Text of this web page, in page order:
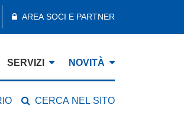
AREA SOCI E PARTNER
SERVIZI NOVITÀ
CERCA NEL SITO